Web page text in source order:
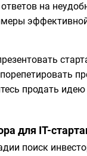
на
продать
для IT-
поиск